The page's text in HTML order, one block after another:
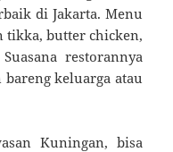
di Jakarta. Menu
tikka, butter chicken,
restorannya
keluarga atau
Kuningan, bisa